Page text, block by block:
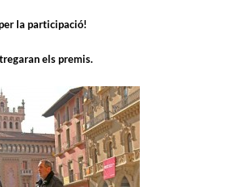
la participació!
els premis.